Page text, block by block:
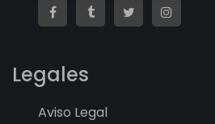
Legales
Aviso Legal